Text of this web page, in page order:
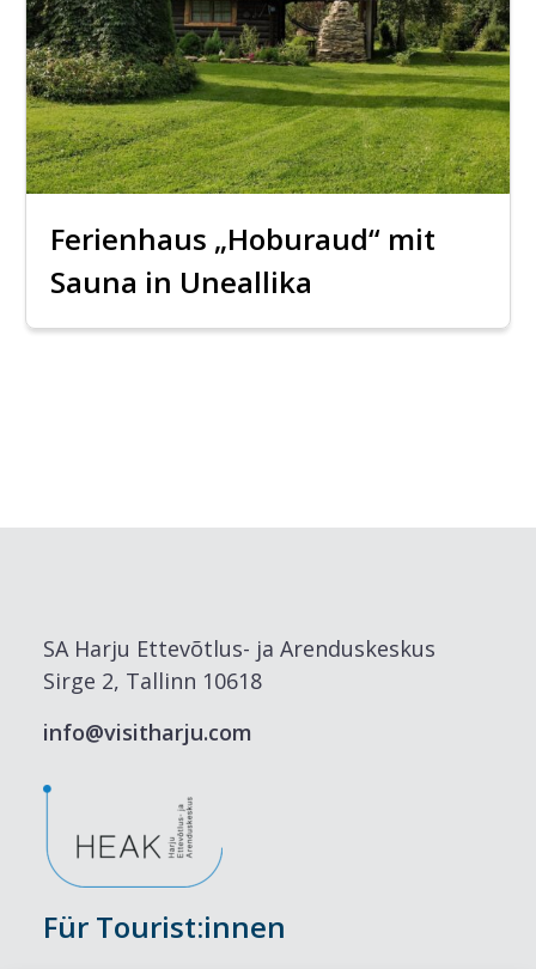
Ferienhaus „Hoburaud“ mit
Sauna in Uneallika
SA Harju Ettevõtlus- ja Arenduskeskus
Sirge 2, Tallinn 10618
info@visitharju.com
Für Tourist:innen